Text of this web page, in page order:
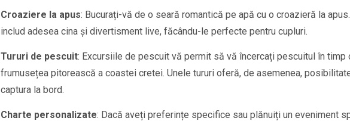
Croaziere la apus: Bucurați-vă de o seară romantică pe apă cu o croazieră la
includ adesea cina și divertisment live, făcându-le perfecte pentru cupluri.
Tururi de pescuit: Excursiile de pescuit vă permit să vă încercați pescuitul în timp
frumusețea pitorească a coastei cretei. Unele tururi oferă, de asemenea,
captura la bord.
Charte personalizate: Dacă aveți preferințe specifice sau plănuiți un eveniment